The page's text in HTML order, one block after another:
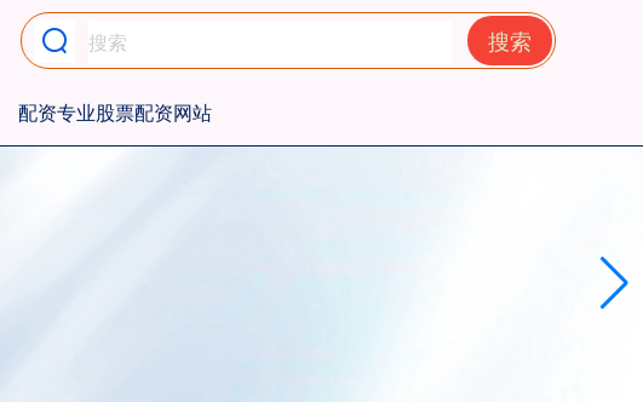
搜索
配资专业股票配资网站